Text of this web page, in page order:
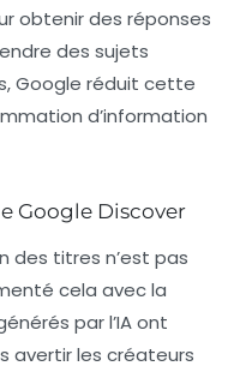
obtenir des réponses
des sujets
Google réduit cette
d’information
Google Discover
des titres n’est pas
cela avec la
par l’IA ont
avertir les créateurs